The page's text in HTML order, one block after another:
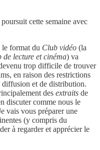
poursuit cette semaine avec
le format du Club vidéo (la
de lecture et cinéma) va
trop difficile de trouver
en raison des restrictions
diffusion et de distribution.
des extraits de
discuter comme nous le
vais vous préparer une
(y compris du
à regarder et apprécier le